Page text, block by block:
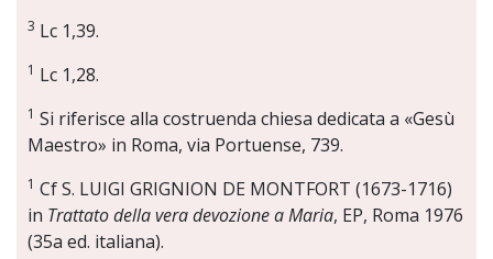
3 Lc 1,39.
1 Lc 1,28.
1 Si riferisce alla costruenda chiesa dedicata a «Gesù
Maestro» in Roma, via Portuense, 739.
1 Cf S. LUIGI GRIGNION DE MONTFORT (1673-1716)
in Trattato della vera devozione a Maria, EP, Roma 1976
(35a ed. italiana).